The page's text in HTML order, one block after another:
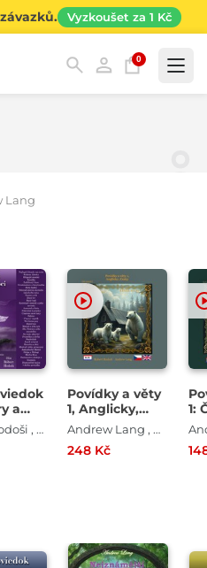
Vyzkoušet za 1 Kč
0
Lang
a
Róbert Hodoši , Andrew Lang
Povídky a věty
1, Anglicky,
Česky
Andrew Lang , Róbert Hodoši
248 Kč
1: